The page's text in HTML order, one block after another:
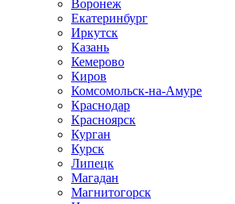
Воронеж
Екатеринбург
Иркутск
Казань
Кемерово
Киров
Комсомольск-на-Амуре
Краснодар
Красноярск
Курган
Курск
Липецк
Магадан
Магнитогорск